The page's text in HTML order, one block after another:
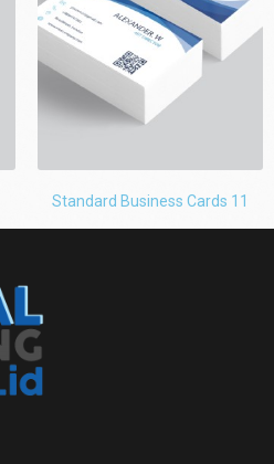
Standard Business Cards 11